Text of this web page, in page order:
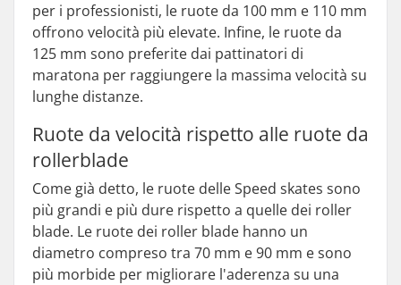
per i professionisti, le ruote da 100 mm e 110 mm
offrono velocità più elevate. Infine, le ruote da
125 mm sono preferite dai pattinatori di
maratona per raggiungere la massima velocità su
lunghe distanze.
Ruote da velocità rispetto alle ruote da
rollerblade
Come già detto, le ruote delle Speed skates sono
più grandi e più dure rispetto a quelle dei roller
blade. Le ruote dei roller blade hanno un
diametro compreso tra 70 mm e 90 mm e sono
più morbide per migliorare l'aderenza su una